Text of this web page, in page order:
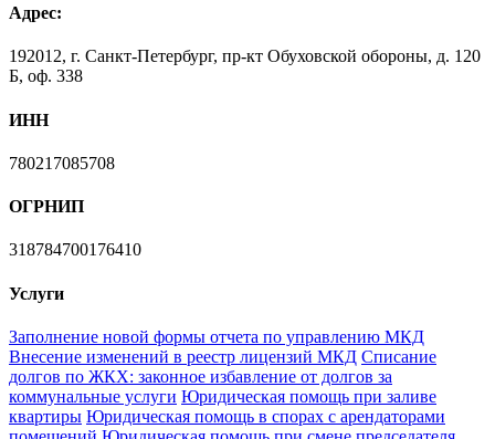
Адрес:
192012, г. Санкт-Петербург, пр-кт Обуховской обороны, д. 120
Б, оф. 338
ИНН
780217085708
ОГРНИП
318784700176410
Услуги
Заполнение новой формы отчета по управлению МКД
Внесение изменений в реестр лицензий МКД Списание
долгов по ЖКХ: законное избавление от долгов за
коммунальные услуги Юридическая помощь при заливе
квартиры Юридическая помощь в спорах с арендаторами